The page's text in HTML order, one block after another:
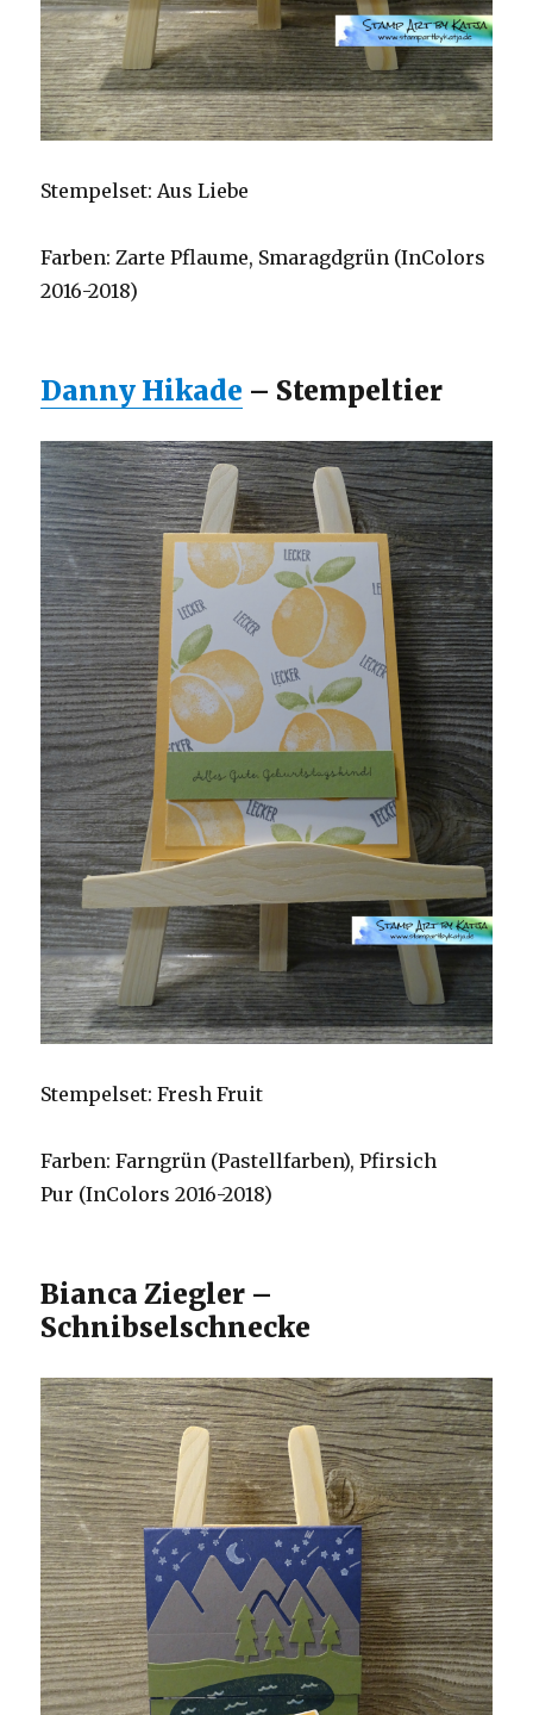
Stempelset: Aus Liebe
Farben: Zarte Pflaume, Smaragdgrün (InColors
2016-2018)
Danny Hikade – Stempeltier
Stempelset: Fresh Fruit
Farben: Farngrün (Pastellfarben), Pfirsich
Pur (InColors 2016-2018)
Bianca Ziegler –
Schnibselschnecke